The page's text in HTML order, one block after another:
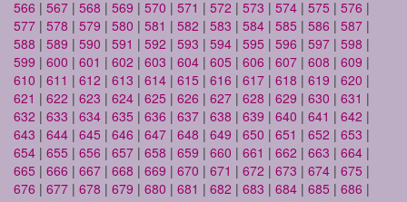
566 | 567 | 568 | 569 | 570 | 571 | 572 | 573 | 574 | 575 | 576 |
577 | 578 | 579 | 580 | 581 | 582 | 583 | 584 | 585 | 586 | 587 |
588 | 589 | 590 | 591 | 592 | 593 | 594 | 595 | 596 | 597 | 598 |
599 | 600 | 601 | 602 | 603 | 604 | 605 | 606 | 607 | 608 | 609 |
610 | 611 | 612 | 613 | 614 | 615 | 616 | 617 | 618 | 619 | 620 |
621 | 622 | 623 | 624 | 625 | 626 | 627 | 628 | 629 | 630 | 631 |
632 | 633 | 634 | 635 | 636 | 637 | 638 | 639 | 640 | 641 | 642 |
643 | 644 | 645 | 646 | 647 | 648 | 649 | 650 | 651 | 652 | 653 |
654 | 655 | 656 | 657 | 658 | 659 | 660 | 661 | 662 | 663 | 664 |
665 | 666 | 667 | 668 | 669 | 670 | 671 | 672 | 673 | 674 | 675 |
676 | 677 | 678 | 679 | 680 | 681 | 682 | 683 | 684 | 685 | 686 |